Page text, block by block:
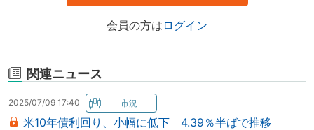
会員の方は ログイン
関連ニュース
2025/07/09 17:40
米10年債利回り、小幅に低下 4.39％半ばで推移